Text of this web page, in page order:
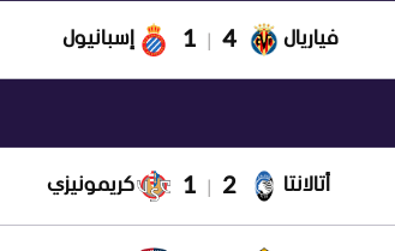
فياريال 4
1 إسبانيول
أتالانتا 2
1 كريمونيزي